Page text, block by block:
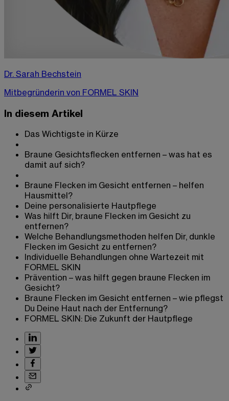
Dr. Sarah Bechstein
Mitbegründerin von FORMEL SKIN
In diesem Artikel
Das Wichtigste in Kürze
Braune Gesichtsflecken entfernen – was hat es
damit auf sich?
Braune Flecken im Gesicht entfernen – helfen
Hausmittel?
Deine personalisierte Hautpflege
Was hilft Dir, braune Flecken im Gesicht zu
entfernen?
Welche Behandlungsmethoden helfen Dir, dunkle
Flecken im Gesicht zu entfernen?
Individuelle Behandlungen ohne Wartezeit mit
FORMEL SKIN
Prävention – was hilft gegen braune Flecken im
Gesicht?
Braune Flecken im Gesicht entfernen – wie pflegst
Du Deine Haut nach der Entfernung?
FORMEL SKIN: Die Zukunft der Hautpflege